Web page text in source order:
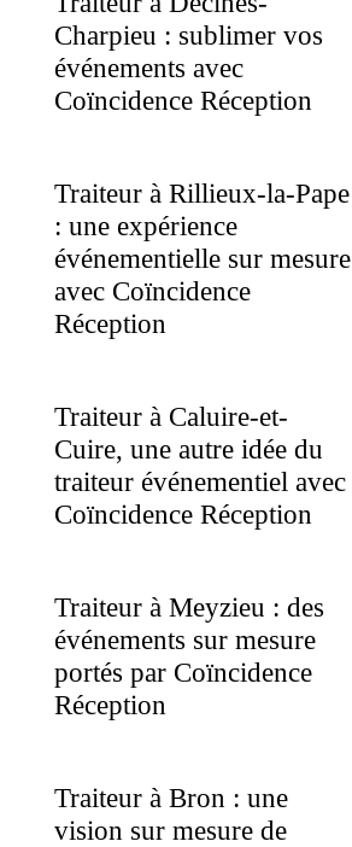
Charpieu : sublimer vos
événements avec
Coïncidence Réception
Traiteur à Rillieux-la-Pape
: une expérience
événementielle sur mesure
avec Coïncidence
Réception
Traiteur à Caluire-et-
Cuire, une autre idée du
traiteur événementiel avec
Coïncidence Réception
Traiteur à Meyzieu : des
événements sur mesure
portés par Coïncidence
Réception
Traiteur à Bron : une
vision sur mesure de